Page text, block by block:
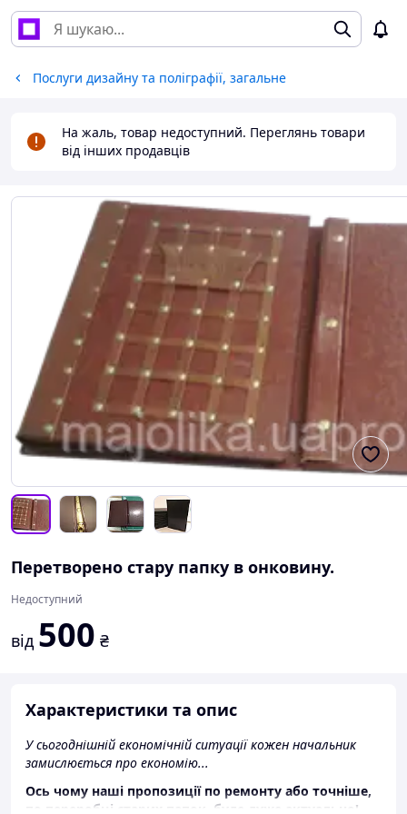
Послуги дизайну та поліграфії, загальне
На жаль, товар недоступний. Переглянь товари
від інших продавців
Перетворено стару папку в онковину.
Недоступний
від 500 ₴
Характеристики та опис
У сьогоднішній економічній ситуації кожен начальник
замислюється про економію...
Ось чому наші пропозиції по ремонту або точніше,
по переробці старих папок, буде дуже актуально!